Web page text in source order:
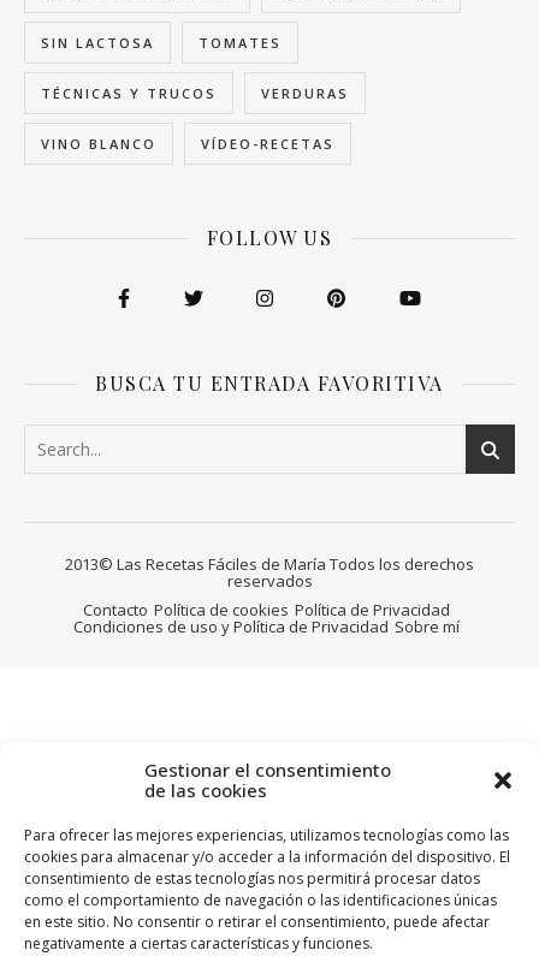
Gestionar el consentimiento
de las cookies
Para ofrecer las mejores experiencias, utilizamos tecnologías como las
cookies para almacenar y/o acceder a la información del dispositivo. El
consentimiento de estas tecnologías nos permitirá procesar datos
como el comportamiento de navegación o las identificaciones únicas
en este sitio. No consentir o retirar el consentimiento, puede afectar
negativamente a ciertas características y funciones.
SIN LACTOSA TOMATES
TÉCNICAS Y TRUCOS VERDURAS
VINO BLANCO VÍDEO-RECETAS
FOLLOW US
BUSCA TU ENTRADA FAVORITIVA
2013© Las Recetas Fáciles de María Todos los derechos
reservados
Contacto Política de cookies Política de Privacidad
Condiciones de uso y Política de Privacidad Sobre mí